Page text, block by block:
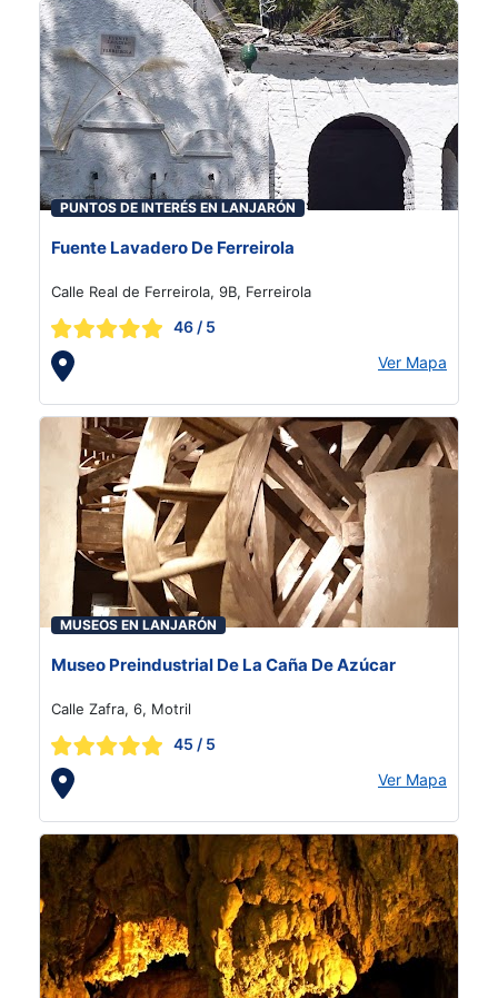
PUNTOS DE INTERÉS EN LANJARÓN
Fuente Lavadero De Ferreirola
Calle Real de Ferreirola, 9B, Ferreirola
46 / 5
Ver Mapa
MUSEOS EN LANJARÓN
Museo Preindustrial De La Caña De Azúcar
Calle Zafra, 6, Motril
45 / 5
Ver Mapa